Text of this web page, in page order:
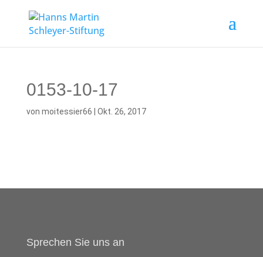
0153-10-17
von moitessier66 Okt. 26, 2017
Sprechen Sie uns an